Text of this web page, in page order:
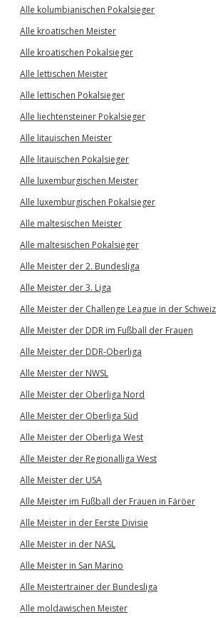
Alle kolumbianischen Pokalsieger
Alle kroatischen Meister
Alle kroatischen Pokalsieger
Alle lettischen Meister
Alle lettischen Pokalsieger
Alle liechtensteiner Pokalsieger
Alle litauischen Meister
Alle litauischen Pokalsieger
Alle luxemburgischen Meister
Alle luxemburgischen Pokalsieger
Alle maltesischen Meister
Alle maltesischen Pokalsieger
Alle Meister der 2. Bundesliga
Alle Meister der 3. Liga
Alle Meister der Challenge League in der Schweiz
Alle Meister der DDR im Fußball der Frauen
Alle Meister der DDR-Oberliga
Alle Meister der NWSL
Alle Meister der Oberliga Nord
Alle Meister der Oberliga Süd
Alle Meister der Oberliga West
Alle Meister der Regionalliga West
Alle Meister der USA
Alle Meister im Fußball der Frauen in Färöer
Alle Meister in der Eerste Divisie
Alle Meister in der NASL
Alle Meister in San Marino
Alle Meistertrainer der Bundesliga
Alle moldawischen Meister